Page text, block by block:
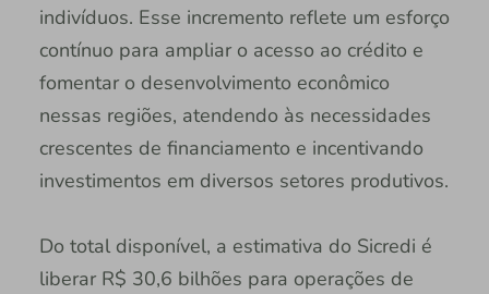
indivíduos. Esse incremento reflete um esforço
contínuo para ampliar o acesso ao crédito e
fomentar o desenvolvimento econômico
nessas regiões, atendendo às necessidades
crescentes de financiamento e incentivando
investimentos em diversos setores produtivos.
Do total disponível, a estimativa do Sicredi é
liberar R$ 30,6 bilhões para operações de